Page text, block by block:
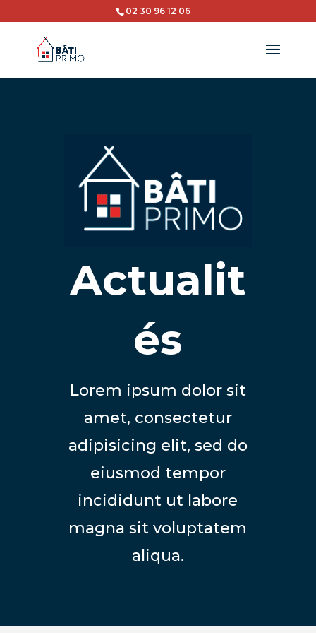
02 30 96 12 06
Actualit
és
Lorem ipsum dolor sit
amet, consectetur
adipisicing elit, sed do
eiusmod tempor
incididunt ut labore
magna sit voluptatem
aliqua.